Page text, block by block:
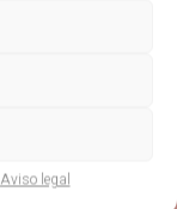
Aviso legal